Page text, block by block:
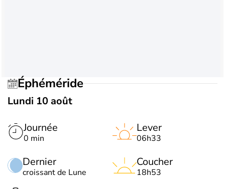
Éphéméride
Lundi 10 août
Journée
0 min
Dernier
croissant de Lune
Lever
06h33
Coucher
18h53